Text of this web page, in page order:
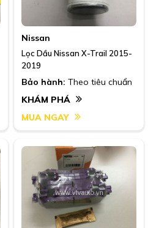
Nissan
Lọc Dầu Nissan X-Trail 2015-
2019
Bảo hành: Theo tiêu chuẩn
KHÁM PHÁ
MUA NGAY